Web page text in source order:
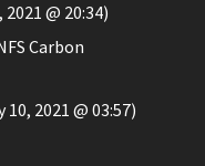
2021 @ 20:34)
Carbon
10, 2021 @ 03:57)